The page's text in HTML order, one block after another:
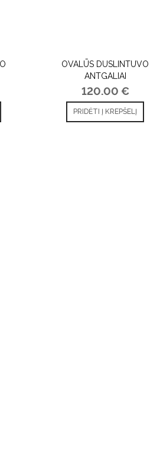
OVALŪS DUSLINTUVO
ANTGALIAI
120.00 €
PRIDĖTI Į KREPŠELĮ